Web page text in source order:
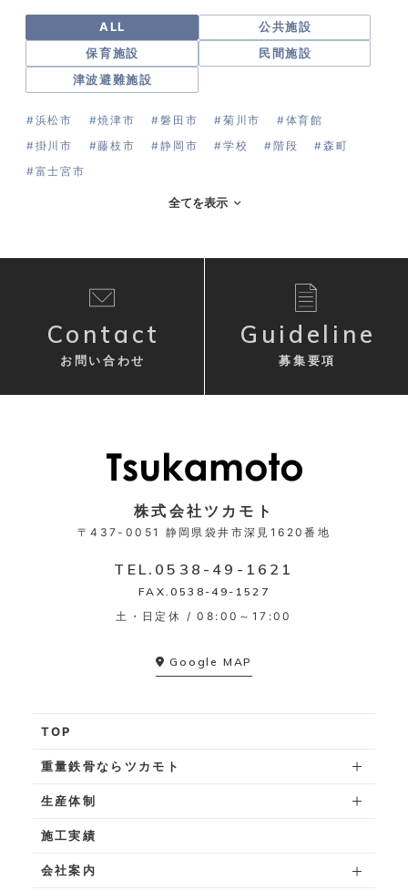
ALL
公共施設
保育施設
民間施設
津波避難施設
#浜松市 #焼津市 #磐田市 #菊川市
#体育館
#掛川市
#藤枝市 #静岡市 #学校 #階段
#森町
#富士宮市
全てを表示
Contact
お問い合わせ
Guideline
募集要項
株式会社ツカモト
〒437-0051 静岡県袋井市深見1620番地
TEL. 0538-49-1621
FAX.0538-49-1527
土・日定休 / 08:00～17:00
Google MAP
TOP
重量鉄骨ならツカモト
生産体制
施工実績
会社案内